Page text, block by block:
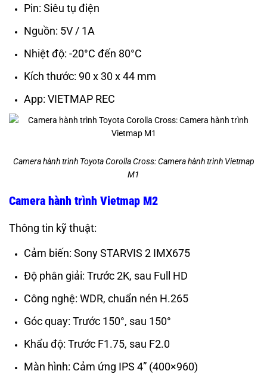
Pin: Siêu tụ điện
Nguồn: 5V / 1A
Nhiệt độ: -20°C đến 80°C
Kích thước: 90 x 30 x 44 mm
App: VIETMAP REC
Camera hành trình Toyota Corolla Cross: Camera hành trình Vietmap
M1
Camera hành trình Vietmap M2
Thông tin kỹ thuật:
Cảm biến: Sony STARVIS 2 IMX675
Độ phân giải: Trước 2K, sau Full HD
Công nghệ: WDR, chuẩn nén H.265
Góc quay: Trước 150°, sau 150°
Khẩu độ: Trước F1.75, sau F2.0
Màn hình: Cảm ứng IPS 4” (400×960)